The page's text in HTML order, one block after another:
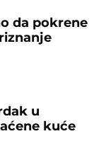
da pokrene
u
kuće